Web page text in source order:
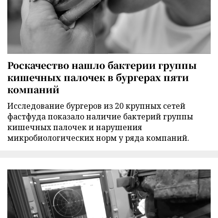
Роскачество нашло бактерии группы
кишечных палочек в бургерах пяти
компаний
Исследование бургеров из 20 крупных сетей
фастфуда показало наличие бактерий группы
кишечных палочек и нарушения
микробиологических норм у ряда компаний.